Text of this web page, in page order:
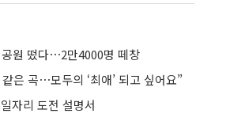
원 떴다⋯2만4000명 떼창
같은 곡⋯모두의 ‘최애’ 되고 싶어요”
자리 도전 설명서